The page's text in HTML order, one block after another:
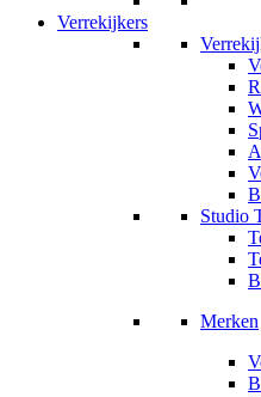
Verrekijkers
Studio
Merken